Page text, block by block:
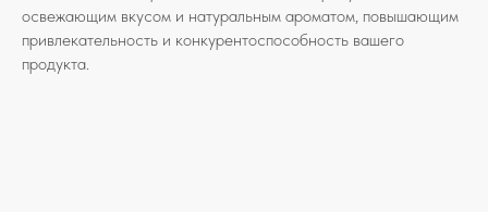
освежающим вкусом и натуральным ароматом, повышающим
привлекательность и конкурентоспособность вашего
продукта.